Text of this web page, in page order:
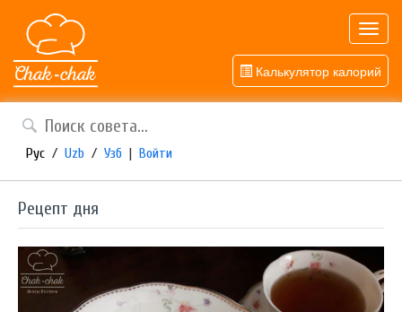
Калькулятор калорий
Рус / Uzb / Узб | Войти
Рецепт дня